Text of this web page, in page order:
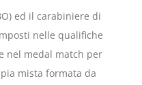
ed il carabiniere di
nelle qualifiche
nel medal match per
mista formata da